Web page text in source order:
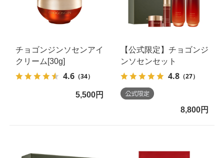
チョゴンジンソセンアイ
クリーム[30g]
4.6 （34）
5,500円
【公式限定】チョゴンジ
ンソセンセット
4.8（27）
8,800円